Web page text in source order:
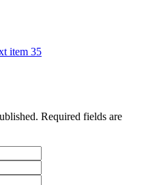
item 35
Required fields are